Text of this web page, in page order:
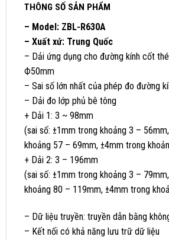
THÔNG SỐ SẢN PHẨM
– Model: ZBL-R630A
– Xuất xứ: Trung Quốc
– Dải ứng dụng cho đường kính cốt
Ф50mm
– Sai số lớn nhất của phép đo đường
– Dải đo lớp phủ bê tông
+ Dải 1: 3 ~ 98mm
(sai số: ±1mm trong khoảng 3 –
khoảng 57 – 69mm, ±4mm trong
+ Dải 2: 3 – 196mm
(sai số: ±1mm trong khoảng 3 –
khoảng 80 – 119mm, ±4mm trong
– Dữ liệu truyền: truyền dẫn bằng
– Kết nối có khả năng lưu trữ dữ liệu